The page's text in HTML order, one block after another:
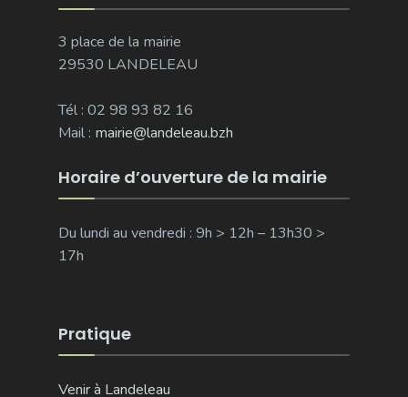
3 place de la mairie
29530 LANDELEAU
Tél : 02 98 93 82 16
Mail : mairie@landeleau.bzh
Horaire d’ouverture de la mairie
Du lundi au vendredi : 9h > 12h – 13h30 >
17h
Pratique
Venir à Landeleau